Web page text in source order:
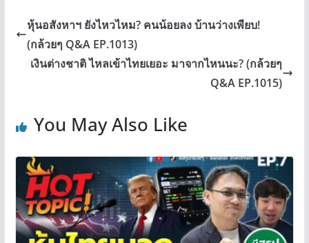
หุ้นอสังหาฯ ยังไหวไหม? คนน้อยลง บ้านว่างเพียบ!
(กล้วยๆ Q&A EP.1013)
เงินต่างชาติ ไหลเข้าไทยเยอะ มาจากไหนนะ? (กล้วยๆ
Q&A EP.1015)
You May Also Like